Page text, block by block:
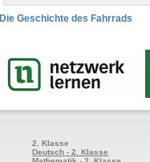
Die Geschichte des Fahrrads
2. Klasse
Deutsch - 2. Klasse